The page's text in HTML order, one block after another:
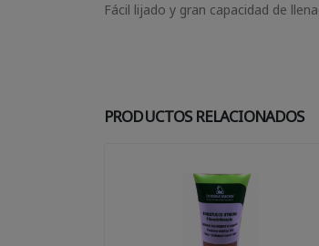
Fácil lijado y gran capacidad de
PRODUCTOS RELACIONADOS